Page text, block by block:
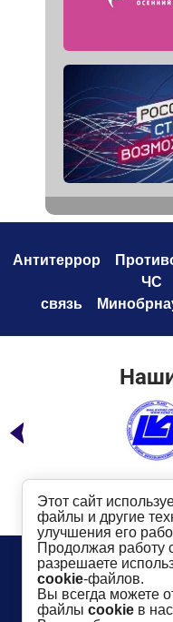
Антитеррор
ЧС
связь
Телефон:8 (49232)
Адрес: г. Ковров,
Показать на карте
©2016- 2026КГТУ
Этот сайт
файлы и другие
улучшения его
Продолжая работу
разрешаете
cookie-файлов.
Вы всегда можете
файлы cookie в